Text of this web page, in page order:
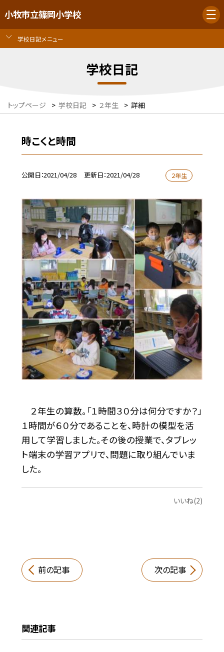
小牧市立篠岡小学校
学校日記メニュー
学校日記
トップページ > 学校日記 > ２年生 > 詳細
時こくと時間
公開日 2021/04/28 更新日 2021/04/28 ２年生
２年生の算数。「１時間３０分は何分ですか？」
１時間が６０分であることを、時計の模型を活
用して学習しました。その後の授業で、タブレッ
ト端末の学習アプリで、問題に取り組んでいま
した。
いいね(2)
前の記事 次の記事
関連記事